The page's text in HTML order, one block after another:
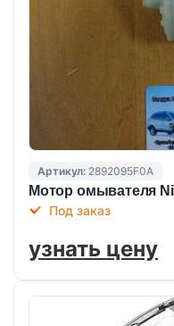
Артикул: 2892095F0A
Мотор омывателя
Под заказ
узнать цену